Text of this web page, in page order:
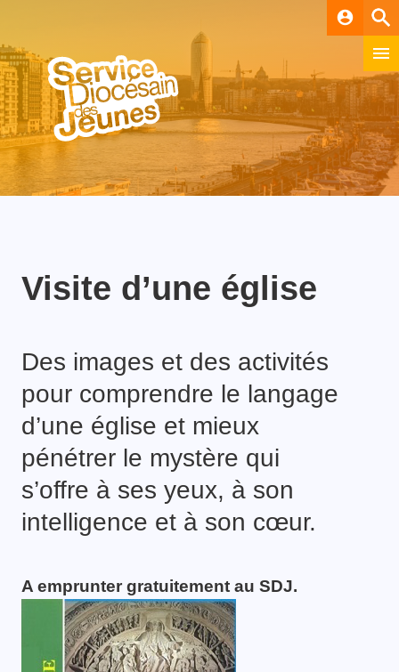
account_circle
Visite d’une église
Des images et des activités
pour comprendre le langage
d’une église et mieux
pénétrer le mystère qui
s’offre à ses yeux, à son
intelligence et à son cœur.
A emprunter gratuitement au SDJ.